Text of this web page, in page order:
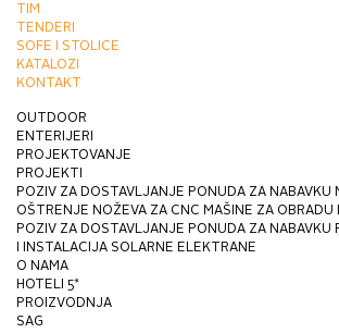
TIM
TENDERI
SOFE I STOLICE
KATALOZI
KONTAKT
OUTDOOR
ENTERIJERI
PROJEKTOVANJE
PROJEKTI
POZIV ZA DOSTAVLJANJE PONUDA ZA NABAVKU
OŠTRENJE NOŽEVA ZA CNC MAŠINE ZA OBRADU
POZIV ZA DOSTAVLJANJE PONUDA ZA NABAVKU
I INSTALACIJA SOLARNE ELEKTRANE
O NAMA
HOTELI 5*
PROIZVODNJA
SAG